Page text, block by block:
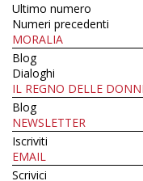
Ultimo numero
Numeri precedenti
MORALIA
Blog
Dialoghi
IL REGNO DELLE
Blog
NEWSLETTER
Iscriviti
EMAIL
Scrivici